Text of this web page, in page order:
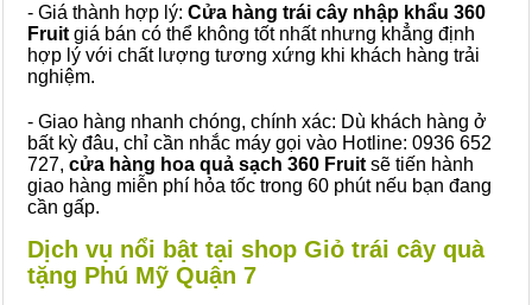
- Giá thành hợp lý: Cửa hàng trái cây nhập khẩu 360
Fruit giá bán có thể không tốt nhất nhưng khẳng định
hợp lý với chất lượng tương xứng khi khách hàng trải
nghiệm.
- Giao hàng nhanh chóng, chính xác: Dù khách hàng ở
bất kỳ đâu, chỉ cần nhắc máy gọi vào Hotline: 0936 652
727, cửa hàng hoa quả sạch 360 Fruit sẽ tiến hành
giao hàng miễn phí hỏa tốc trong 60 phút nếu bạn đang
cần gấp.
Dịch vụ nổi bật tại shop Giỏ trái cây quà
tặng Phú Mỹ Quận 7